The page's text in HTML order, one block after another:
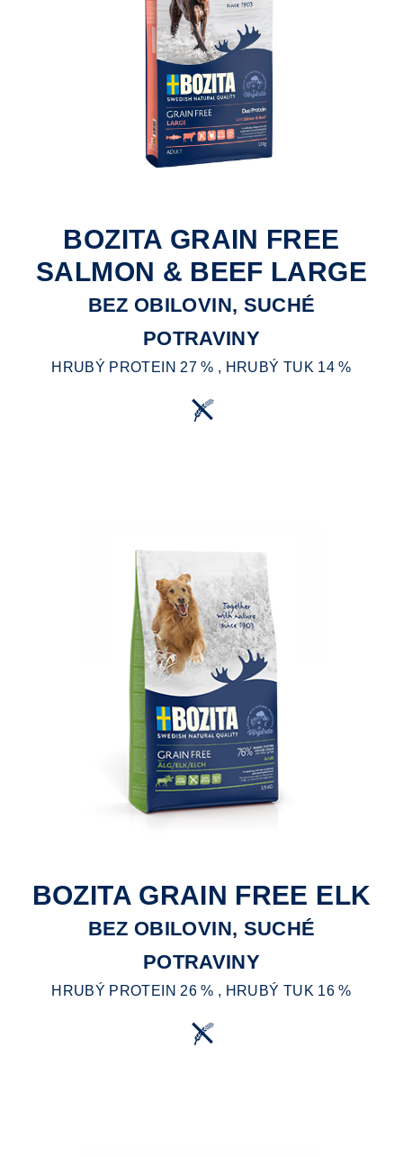
BOZITA GRAIN FREE
SALMON & BEEF LARGE
BEZ OBILOVIN, SUCHÉ
POTRAVINY
HRUBÝ PROTEIN 27 % , HRUBÝ TUK 14 %
BOZITA GRAIN FREE ELK
BEZ OBILOVIN, SUCHÉ
POTRAVINY
HRUBÝ PROTEIN 26 % , HRUBÝ TUK 16 %